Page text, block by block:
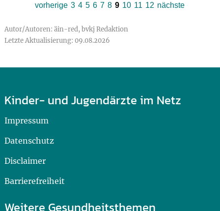
vorherige 3 4 5 6 7 8 9 10 11 12 nächste
Autor/Autoren: äin-red, bvkj Redaktion
Letzte Aktualisierung: 09.08.2026
Kinder- und Jugendärzte im Netz
Impressum
Datenschutz
Disclaimer
Barrierefreiheit
Weitere Gesundheitsthemen